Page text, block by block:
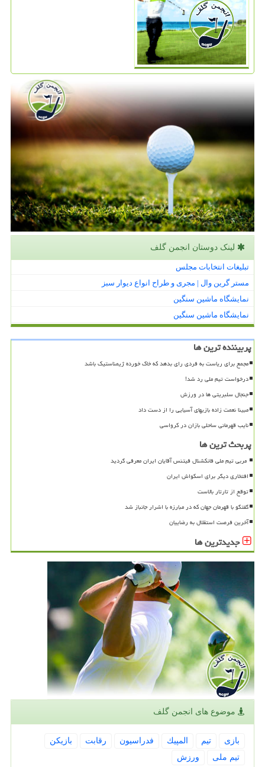
لینک دوستان انجمن گلف
تبلیغات انتخابات مجلس
مستر گرین وال | مجری و طراح انواع دیوار سبز
نمایشگاه ماشین سنگین
نمایشگاه ماشین سنگین
پربیننده ترین ها
مجمع برای ریاست به فردی رای بدهد که خاک خورده ژیمناستیک باشد
درخواست تیم ملی رد شد!
جنجال سلبریتی ها در ورزش
مبینا نعمت زاده بازیهای آسیایی را از دست داد
نایب قهرمانی ساحلی بازان در کرواسی
پربحث ترین ها
افتخاری دیگر برای اسکواش ایران
توقع از تارتار بالاست
گفتگو با قهرمان جهان که در مبارزه با اشرار جانباز شد
آخرین فرصت استقلال به رضاییان
جدیدترین ها
موضوع های انجمن گلف
بازی تیم المپیك فدراسیون رقابت
بازیكن
تیم ملی
ورزش